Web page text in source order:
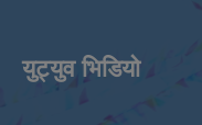
युट्युव भिडियाे